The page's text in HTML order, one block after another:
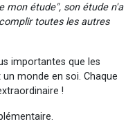
mon étude", son étude n'a
toutes les autres
importantes que les
monde en soi. Chaque
!